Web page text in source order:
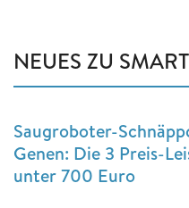
NEUES ZU
Saugroboter-
Genen: Die 3 Preis-
unter 700 Euro